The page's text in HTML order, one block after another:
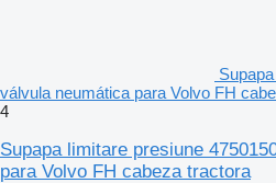
válvula neumática para Volvo FH
4
Supapa limitare presiune
para Volvo FH cabeza tractora